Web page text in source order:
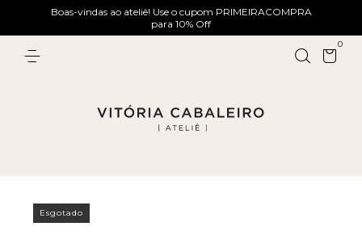
Boas-vindas ao ateliê! Use o cupom PRIMEIRACOMPRA
para 10% Off
0
Esgotado